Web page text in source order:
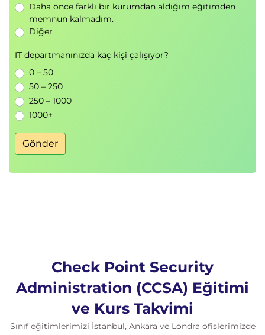
Daha önce farklı bir kurumdan aldığım eğitimden
memnun kalmadım.
Diğer
IT departmanınızda kaç kişi çalışıyor?
0 – 50
50 – 250
250 – 1000
1000+
Gönder
Check Point Security
Administration (CCSA) Eğitimi
ve Kurs Takvimi
Sınıf eğitimlerimizi İstanbul, Ankara ve Londra ofislerimizde